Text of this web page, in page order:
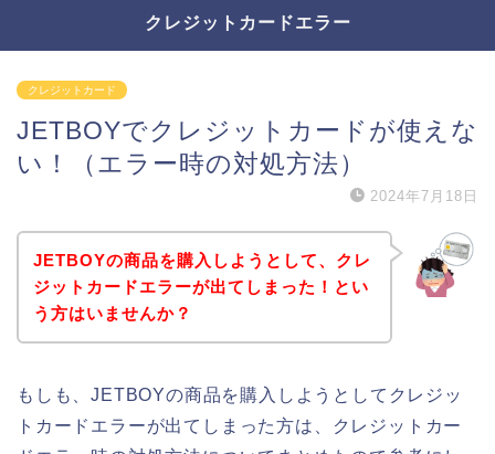
クレジットカードエラー
クレジットカード
JETBOYでクレジットカードが使えな
い！（エラー時の対処方法）
2024年7月18日
JETBOYの商品を購入しようとして、クレ
ジットカードエラーが出てしまった！とい
う方はいませんか？
もしも、JETBOYの商品を購入しようとしてクレジッ
トカードエラーが出てしまった方は、クレジットカー